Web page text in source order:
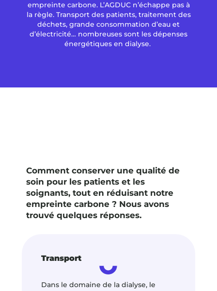
empreinte carbone. L’AGDUC n’échappe pas à
la règle. Transport des patients, traitement des
déchets, grande consommation d’eau et
d’électricité… nombreuses sont les dépenses
énergétiques en dialyse.
Comment conserver une qualité de
soin pour les patients et les
soignants, tout en réduisant notre
empreinte carbone ? Nous avons
trouvé quelques réponses.
Transport
Dans le domaine de la dialyse, le